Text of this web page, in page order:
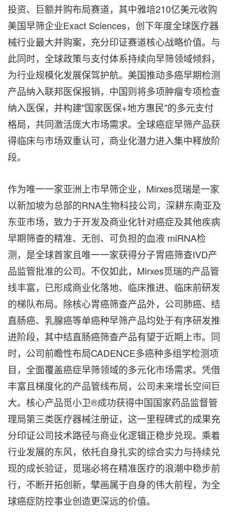
投资、巨额并购布局赛道，其中雅培210亿美元收购
美国早筛企业Exact Sciences，创下年度全球医疗器
械行业最大并购案，充分印证赛道核心战略价值。与
此同时，全球政策与支付体系持续向早筛领域倾斜，
为行业规模化发展保驾护航。美国推动多癌早期检测
产品纳入联邦医保报销，中国则将多项肿瘤专项检查
纳入医保，并构建"国家医保+地方惠民"的多元支付
格局，共同激活庞大市场需求。全球癌症早筛产品获
得临床与市场双重认可，商业化潜力进入集中释放阶
段。
作为唯一一家亚洲上市早筛企业，Mirxes觅瑞是一家
以新加坡为总部的RNA生物科技公司，深耕东南亚及
东亚市场，致力于开发及商业化针对癌症及其他疾病
早期筛查的精准、无创、可负担的血液 miRNA检
测，是全球首家且唯一一家获得分子胃癌筛查IVD产
品监管批准的公司。不仅如此，Mirxes觅瑞的产品管
线丰富，已形成商业化落地、临床推进、临床前研发
的梯队布局。除核心胃癌筛查产品外，公司肺癌、结
直肠癌、乳腺癌等单癌种早筛产品均处于有序研发推
进阶段，其中结直肠癌筛查产品有望于近期上市。同
时，公司前瞻性布局CADENCE多癌种多组学检测项
目，全面覆盖癌症早筛领域的多元化市场需求。凭借
丰富且梯度化的产品管线布局，公司未来增长空间巨
大。核心产品觅小卫®成功获得中国国家药品监督管
理局第三类医疗器械注册证，这一里程碑式的成果充
分印证公司技术路径与商业化逻辑正稳步兑现。乘着
行业发展的东风，依托自身扎实的综合实力与持续兑
现的成长验证，觅瑞必将在精准医疗的浪潮中稳步前
行，不断开拓创新，擘画属于自身的伟大前程，为全
球癌症防控事业创造更深远的价值。